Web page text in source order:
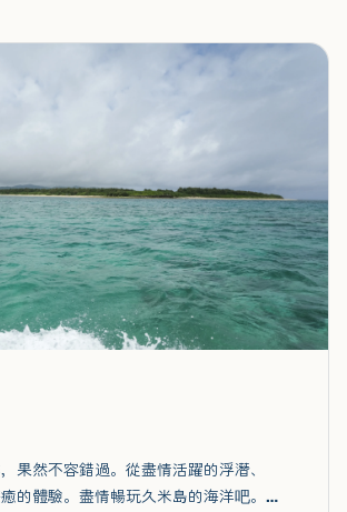
果然不容錯過。從盡情活躍的浮潛、
的體驗。盡情暢玩久米島的海洋吧。…